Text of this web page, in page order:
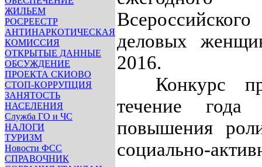
ЖИЛЬЕМ
РОСРЕЕСТР
АНТИНАРКОТИЧЕСКАЯ
КОМИССИЯ
ОТКРЫТЫЕ ДАННЫЕ
ОБСУЖДЕНИЕ
ПРОЕКТА СКИОВО
СТОП-КОРРУПЦИЯ
ЗАНЯТОСТЬ
НАСЕЛЕНИЯ
Служба ГО и ЧС
НАЛОГИ
ТУРИЗМ
Новости ФСС
СПРАВОЧНИК
деловых
2016.
Конкурс
течение
повышения
социально-